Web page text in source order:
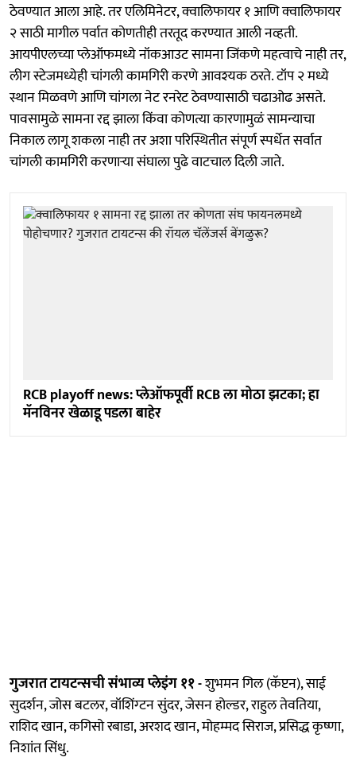
ठेवण्यात आला आहे. तर एलिमिनेटर, क्वालिफायर १ आणि क्वालिफायर
२ साठी मागील पर्वात कोणतीही तरतूद करण्यात आली नव्हती.
आयपीएलच्या प्लेऑफमध्ये नॉकआउट सामना जिंकणे महत्वाचे नाही तर,
लीग स्टेजमध्येही चांगली कामगिरी करणे आवश्यक ठरते. टॉप २ मध्ये
स्थान मिळवणे आणि चांगला नेट रनरेट ठेवण्यासाठी चढाओढ असते.
पावसामुळे सामना रद्द झाला किंवा कोणत्या कारणामुळं सामन्याचा
निकाल लागू शकला नाही तर अशा परिस्थितीत संपूर्ण स्पर्धेत सर्वात
चांगली कामगिरी करणाऱ्या संघाला पुढे वाटचाल दिली जाते.
RCB playoff news: प्लेऑफपूर्वी RCB ला मोठा झटका; हा
मॅनविनर खेळाडू पडला बाहेर
गुजरात टायटन्सची संभाव्य प्लेइंग ११ -शुभमन गिल (कॅप्टन), साई
सुदर्शन, जोस बटलर, वॉशिंग्टन सुंदर, जेसन होल्डर, राहुल तेवतिया,
राशिद खान, कगिसो रबाडा, अरशद खान, मोहम्मद सिराज, प्रसिद्ध कृष्णा,
निशांत सिंधु.